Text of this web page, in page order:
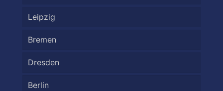
Leipzig
Bremen
Dresden
Berlin